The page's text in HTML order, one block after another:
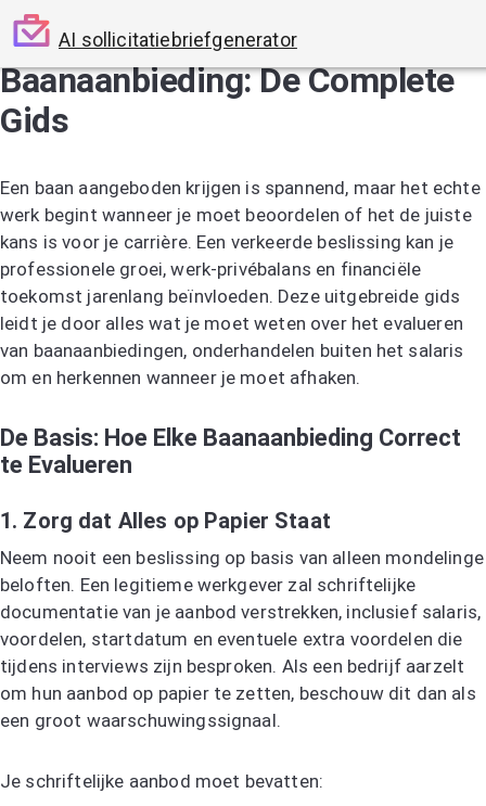
AI sollicitatiebriefgenerator
Baanaanbieding: De Complete
Gids
Een baan aangeboden krijgen is spannend, maar het echte
werk begint wanneer je moet beoordelen of het de juiste
kans is voor je carrière. Een verkeerde beslissing kan je
professionele groei, werk-privébalans en financiële
toekomst jarenlang beïnvloeden. Deze uitgebreide gids
leidt je door alles wat je moet weten over het evalueren
van baanaanbiedingen, onderhandelen buiten het salaris
om en herkennen wanneer je moet afhaken.
De Basis: Hoe Elke Baanaanbieding Correct
te Evalueren
1. Zorg dat Alles op Papier Staat
Neem nooit een beslissing op basis van alleen mondelinge
beloften. Een legitieme werkgever zal schriftelijke
documentatie van je aanbod verstrekken, inclusief salaris,
voordelen, startdatum en eventuele extra voordelen die
tijdens interviews zijn besproken. Als een bedrijf aarzelt
om hun aanbod op papier te zetten, beschouw dit dan als
een groot waarschuwingssignaal.
Je schriftelijke aanbod moet bevatten: